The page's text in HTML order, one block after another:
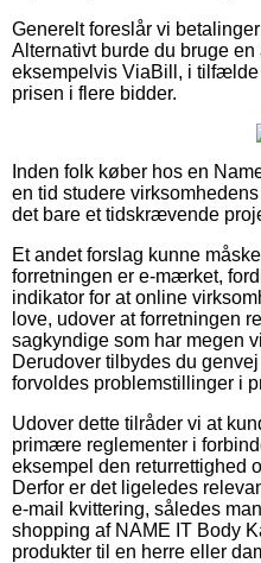
Generelt foreslår vi
Alternativt burde du bruge en
eksempelvis ViaBill, i
prisen i flere bidder.
Inden folk køber hos en
en tid studere
det bare et tidskrævende
Et andet forslag kunne
forretningen er e-mærket,
indikator for at online
love, udover at forretningen
sagkyndige som har megen
Derudover tilbydes du
forvoldes problemstillinger i
Udover dette tilråder vi at
primære reglementer i
eksempel den returrettighed
Derfor er det ligeledes
e-mail kvittering, således
shopping af NAME IT Body
produkter til en herre eller